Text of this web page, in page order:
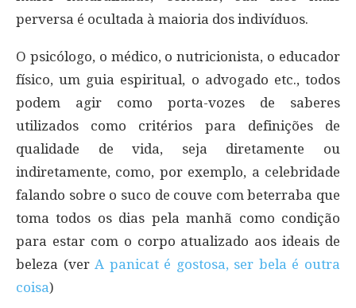
perversa é ocultada à maioria dos indivíduos.
O psicólogo, o médico, o nutricionista, o educador
físico, um guia espiritual, o advogado etc., todos
podem agir como porta-vozes de saberes
utilizados como critérios para definições de
qualidade de vida, seja diretamente ou
indiretamente, como, por exemplo, a celebridade
falando sobre o suco de couve com beterraba que
toma todos os dias pela manhã como condição
para estar com o corpo atualizado aos ideais de
beleza (ver A panicat é gostosa, ser bela é outra
coisa)